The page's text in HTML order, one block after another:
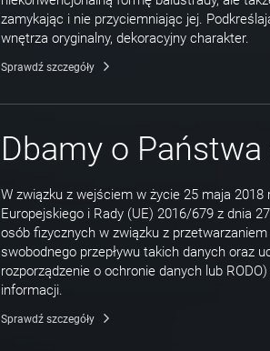
zamykając i nie przyciemniając jej.
wnętrza oryginalny, dekoracyjny charakter.
Sprawdź szczegóły
Dbamy o
W związku z wejściem w życie 25 maja 2018
Europejskiego i Rady (UE) 2016/679 z dnia
osób fizycznych w związku z
swobodnego przepływu takich danych oraz
rozporządzenie o ochronie danych lub
informacji.
Sprawdź szczegóły